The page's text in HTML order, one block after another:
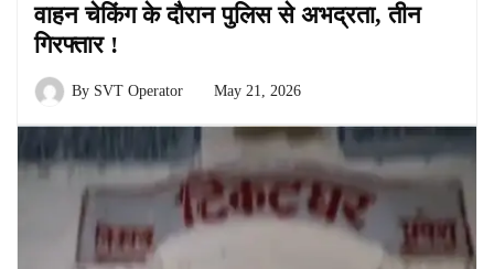
वाहन चेकिंग के दौरान पुलिस से अभद्रता, तीन
गिरफ्तार !
By SVT Operator May 21, 2026